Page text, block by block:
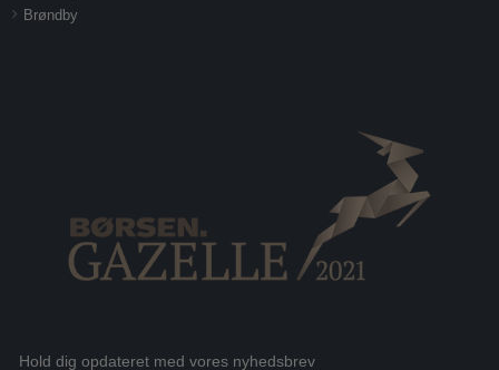
Brøndby
Hold dig opdateret med vores nyhedsbrev